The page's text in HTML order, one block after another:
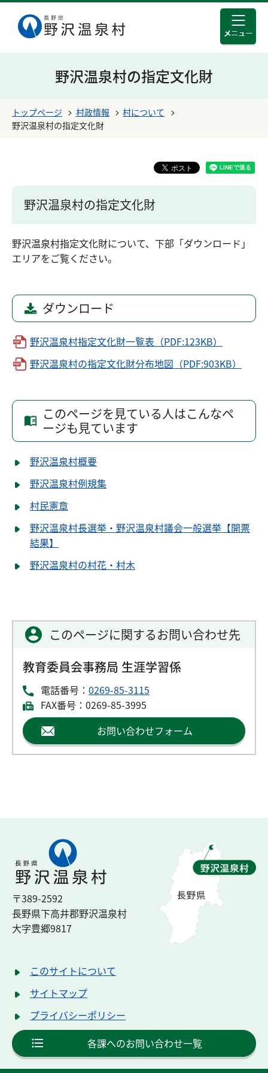
メニュ
野沢温泉村の指定文化財
トップページ 村政情報
村について
野沢温泉村の指定文化財
野沢温泉村の指定文化財
野沢温泉村指定文化財について、下部「ダウンロード」
エリアをご覧ください。
ダウンロード
野沢温泉村指定文化財一覧表（PDF:123KB）
野沢温泉村の指定文化財分布地図（PDF:903KB）
このページを見ている人はこんなペ
ージも見ています
野沢温泉村概要
野沢温泉村例規集
村民憲章
野沢温泉村長選挙・野沢温泉村議会一般選挙【開票
結果】
野沢温泉村の村花・村木
このページに関するお問い合わせ先
教育委員会事務局 生涯学習係
電話番号： 0269-85-3115
FAX番号：0269-85-3995
お問い合わせフォーム
〒389-2592
長野県下高井郡野沢温泉村
大字豊郷9817
このサイトについて
サイトマップ
プライバシーポリシー
各課へのお問い合わせ一覧